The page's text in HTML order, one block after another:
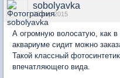
sobolyavka
25 апр 2015
А огромную волосатую, как в
аквариуме сидит можно
Такой классный
впечатляющего вида.